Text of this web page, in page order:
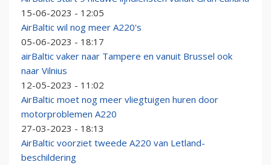
15-06-2023 - 12:05
AirBaltic wil nog meer A220's
05-06-2023 - 18:17
airBaltic vaker naar Tampere en vanuit Brussel ook
naar Vilnius
12-05-2023 - 11:02
AirBaltic moet nog meer vliegtuigen huren door
motorproblemen A220
27-03-2023 - 18:13
AirBaltic voorziet tweede A220 van Letland-
beschildering